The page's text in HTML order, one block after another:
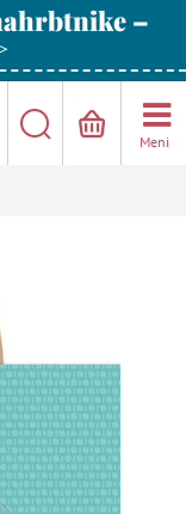
–
Meni